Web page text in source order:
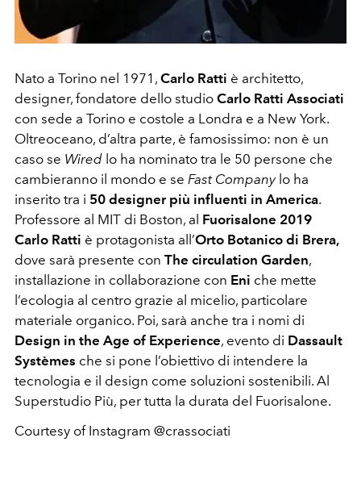
Nato a Torino nel 1971, Carlo Ratti è architetto,
designer, fondatore dello studio Carlo Ratti Associati
con sede a Torino e costole a Londra e a New York.
Oltreoceano, d’altra parte, è famosissimo: non è un
caso se Wired lo ha nominato tra le 50 persone che
cambieranno il mondo e se Fast Company lo ha
inserito tra i 50 designer più influenti in America.
Professore al MIT di Boston, al Fuorisalone 2019
Carlo Ratti è protagonista all’Orto Botanico di Brera,
dove sarà presente con The circulation Garden,
installazione in collaborazione con Eni che mette
l’ecologia al centro grazie al micelio, particolare
materiale organico. Poi, sarà anche tra i nomi di
Design in the Age of Experience, evento di Dassault
Systèmes che si pone l’obiettivo di intendere la
tecnologia e il design come soluzioni sostenibili. Al
Superstudio Più, per tutta la durata del Fuorisalone.
Courtesy of Instagram @crassociati